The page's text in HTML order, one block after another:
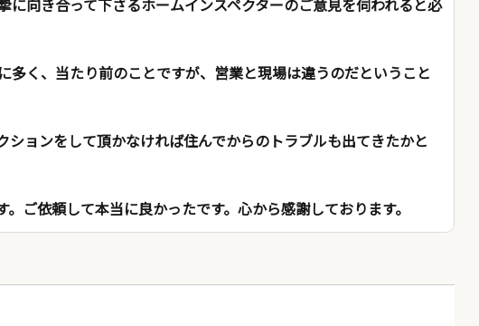
く、当たり前のことですが、営業と現場は違うのだということ
ョンをして頂かなければ住んでからのトラブルも出てきたかと
ご依頼して本当に良かったです。心から感謝しております。